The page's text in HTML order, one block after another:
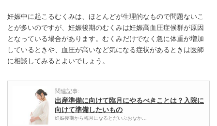
妊娠中に起こるむくみは、ほとんどが生理的なもので問題ないこ
とが多いのですが、妊娠後期のむくみは妊娠高血圧症候群が原因
となっている場合があります。むくみだけでなく急に体重が増加
しているときや、血圧が高いなど気になる症状があるときは医師
に相談してみるとよいでしょう。
関連記事:
出産準備に向けて臨月にやるべきことは？入院に
向けて準備したいもの
妊娠後期から臨月になるとだいぶおなか…